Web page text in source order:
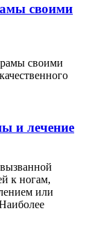
своими
рамы своими
и лечение
к ногам,
или